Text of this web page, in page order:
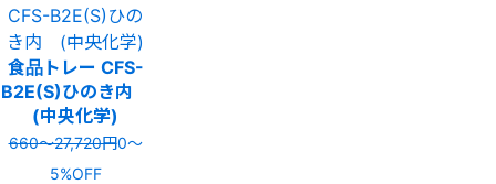
食品トレー CFS-
B2E(S)ひのき内
(中央化学)
660〜27,720円0〜
5%OFF